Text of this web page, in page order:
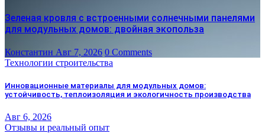
Зеленая кровля с встроенными солнечными панелями
для модульных домов: двойная экопольза
Константин Авг 7, 2026 0 Comments
Технологии строительства
Инновационные материалы для модульных домов:
устойчивость, теплоизоляция и экологичность производства
Авг 6, 2026
Отзывы и реальный опыт